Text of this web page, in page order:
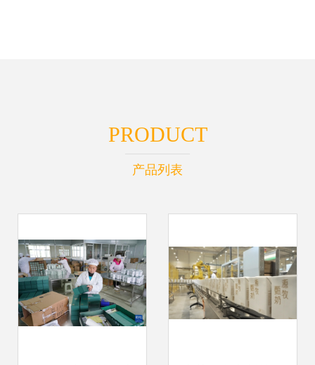
PRODUCT
产品列表